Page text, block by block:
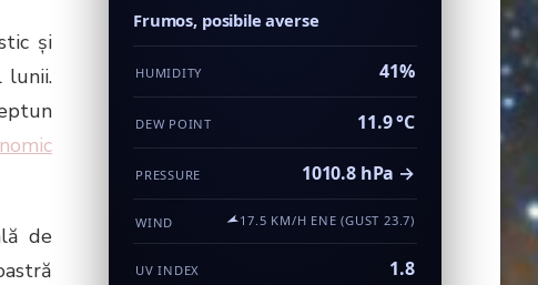
şi
lunii.
de
Frumos, posibile averse
HUMIDITY 41%
DEW POINT 11.9 °C
PRESSURE 1010.8 hPa →
WIND 17.5 KM/H ENE (GUST 23.7)
UV INDEX 1.8